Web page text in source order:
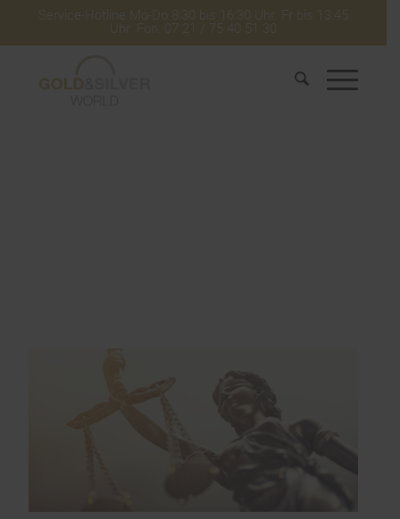
Service-Hotline Mo-Do 8:30 bis 16:30 Uhr. Fr bis 13:45
Uhr. Fon: 07 21 / 75 40 51 30